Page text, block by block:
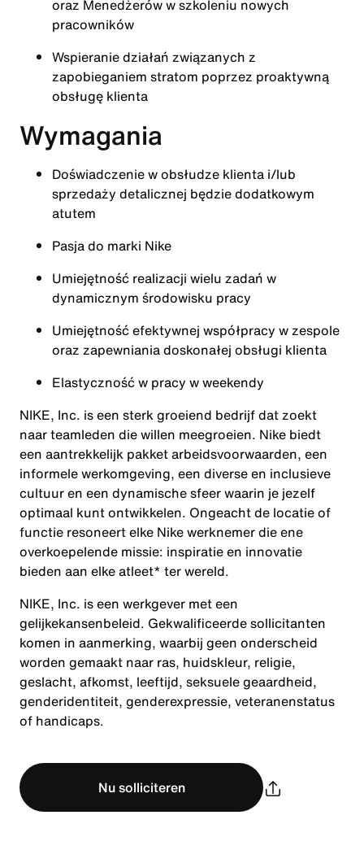
oraz Menedżerów w szkoleniu nowych
pracowników
Wspieranie działań związanych z
zapobieganiem stratom poprzez proaktywną
obsługę klienta
Wymagania
Doświadczenie w obsłudze klienta i/lub
sprzedaży detalicznej będzie dodatkowym
atutem
Pasja do marki Nike
Umiejętność realizacji wielu zadań w
dynamicznym środowisku pracy
Umiejętność efektywnej współpracy w zespole
oraz zapewniania doskonałej obsługi klienta
Elastyczność w pracy w weekendy
NIKE, Inc. is een sterk groeiend bedrijf dat zoekt
naar teamleden die willen meegroeien. Nike biedt
een aantrekkelijk pakket arbeidsvoorwaarden, een
informele werkomgeving, een diverse en inclusieve
cultuur en een dynamische sfeer waarin je jezelf
optimaal kunt ontwikkelen. Ongeacht de locatie of
functie resoneert elke Nike werknemer die ene
overkoepelende missie: inspiratie en innovatie
bieden aan elke atleet* ter wereld.
NIKE, Inc. is een werkgever met een
gelijkekansenbeleid. Gekwalificeerde sollicitanten
komen in aanmerking, waarbij geen onderscheid
worden gemaakt naar ras, huidskleur, religie,
geslacht, afkomst, leeftijd, seksuele geaardheid,
genderidentiteit, genderexpressie, veteranenstatus
of handicaps.
Nu solliciteren